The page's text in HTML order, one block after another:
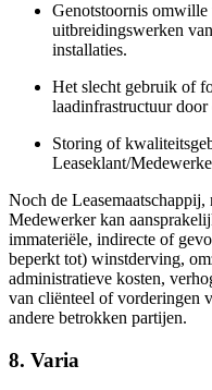
Genotstoornis omwille
uitbreidingswerken
installaties.
Het slecht gebruik of
laadinfrastructuur
Storing of
Leaseklant/
Noch de
Medewerker kan
immateriële, indirecte of
beperkt tot) winstderving,
administratieve kosten,
van cliënteel of vorderingen
andere betrokken partijen.
8. Varia